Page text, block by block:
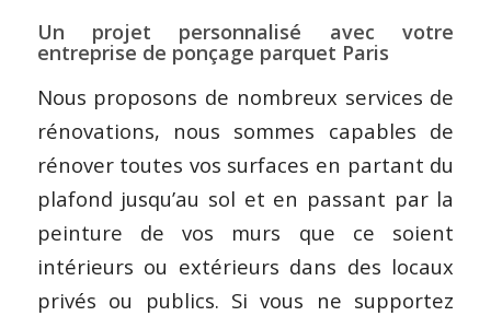
Un projet personnalisé avec votre
entreprise de ponçage parquet Paris
Nous proposons de nombreux services de
rénovations, nous sommes capables de
rénover toutes vos surfaces en partant du
plafond jusqu’au sol et en passant par la
peinture de vos murs que ce soient
intérieurs ou extérieurs dans des locaux
privés ou publics. Si vous ne supportez